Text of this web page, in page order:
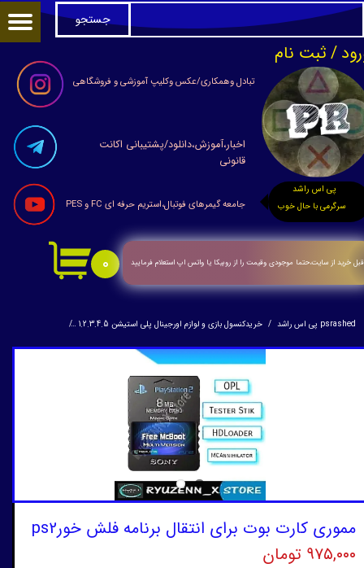
جامعه گیمرهای فوتبال،استریم حرفه ای FC و PES
تبادل وهمکاری/عکس وکلیپ آموزشی و فروشگاهی
اخبار،آموزش،دانلود/پشتیبانی اکانت
قانونی
/ثبت نام
حساب کاربری من
تغییر گذر واژه
سفارشات
خروج از حساب کاربری
جستجو
پی اس راشد
سرگرمی با حال خوب
۰ قبل خرید از سایت،حتما موجودی وقیمت را از روبیکا یا واتس اپ استعلام فرمایید
psrashed پی اس راشد خریدکنسول بازی و لوازم اورجینال پلی استیشن 1.2.3.4.5
مموری کارت بوت برای انتقال برنامه فلش خورps2
۹۷۵,۰۰۰ تومان